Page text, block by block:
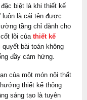
biệt là khi thiết kế
luôn là cái tên được
tầng chỉ dành cho
lõi của thiết kế
quyết bài toán không
đầy cảm hứng.
của một món nội thất
thiết kế thông
sáng tạo là tuyên